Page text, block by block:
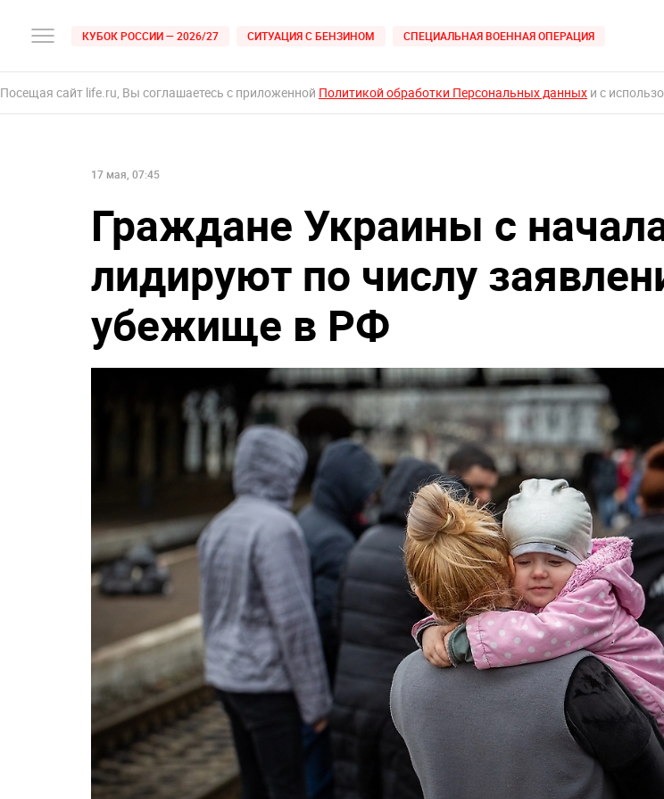
КУБОК РОССИИ — 2026/27 СИТУАЦИЯ С БЕНЗИНОМ СПЕЦИАЛЬНАЯ ВОЕННАЯ ОПЕРАЦИЯ
Посещая сайт life.ru, Вы соглашаетесь с приложенной Политикой обработки Персональных данных и с
17 мая, 07:45
Граждане Украины с
лидируют по числу
убежище в РФ